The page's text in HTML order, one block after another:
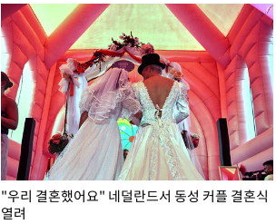
"우리 결혼했어요" 네덜란드서 동성 커플 결혼식
열려